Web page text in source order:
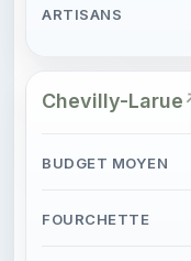
Chevilly-Larue